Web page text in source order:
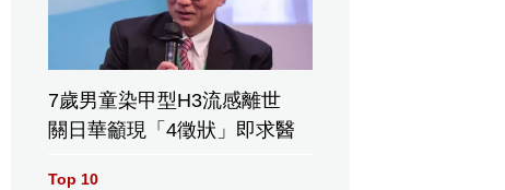
7歲男童染甲型H3流感離世
關日華籲現「4徵狀」即求醫
Top 10